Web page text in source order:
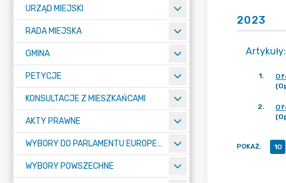
URZĄD MIEJSKI
RADA MIEJSKA
GMINA
PETYCJE
KONSULTACJE Z MIESZKAŃCAMI
AKTY PRAWNE
WYBORY DO PARLAMENTU EUROPEJSKIEGO 2024
WYBORY POWSZECHNE
2023
Artykuły:
1.
2.
POKAŻ: 10